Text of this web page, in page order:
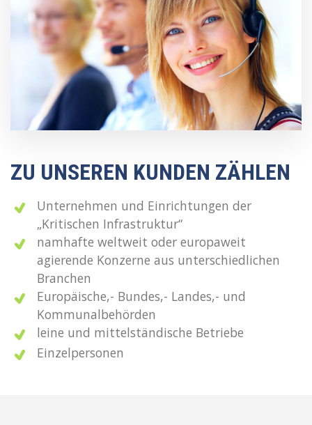
ZU UNSEREN KUNDEN ZÄHLEN
Unternehmen und Einrichtungen der
„Kritischen Infrastruktur“
namhafte weltweit oder europaweit
agierende Konzerne aus unterschiedlichen
Branchen
Europäische,- Bundes,- Landes,- und
Kommunalbehörden
leine und mittelständische Betriebe
Einzelpersonen